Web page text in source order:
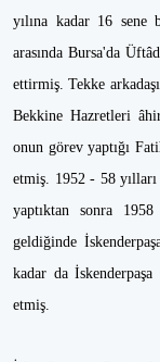
yılına kadar 16 sene
arasında Bursa'da
ettirmiş. Tekke
Bekkine Hazretleri
onun görev yaptığı
etmiş. 1952 - 58
yaptıktan sonra
geldiğinde
kadar da
etmiş.